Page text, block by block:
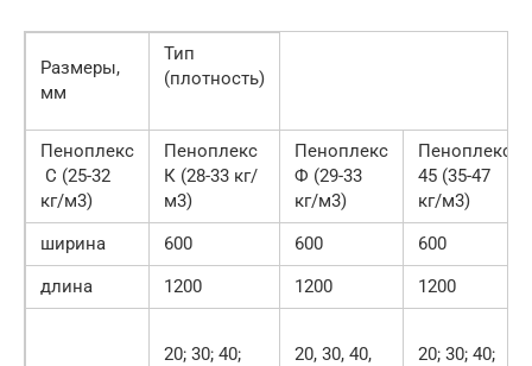
Размеры,
мм
Тип
(плотность)
Пеноплекс
С (25-32
кг/м3)
Пеноплекс
К (28-33 кг/
м3)
Пеноплекс
Ф (29-33
кг/м3)
Пеноплекс
45 (35-47
кг/м3)
ширина
600 600
600
длина
1200 1200 1200
20; 30; 40;
20, 30, 40,
20; 30; 40;